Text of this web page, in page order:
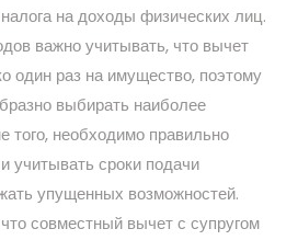
на доходы физических лиц.
важно учитывать, что вычет
один раз на имущество, поэтому
выбирать наиболее
того, необходимо правильно
учитывать сроки подачи
упущенных возможностей.
совместный вычет с супругом